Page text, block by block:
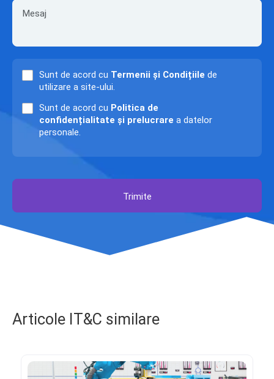
Sunt de acord cu Termenii și Condițiile de
utilizare a site-ului.
Sunt de acord cu Politica de
confidențialitate și prelucrare a datelor
personale.
Trimite
Articole IT&C similare